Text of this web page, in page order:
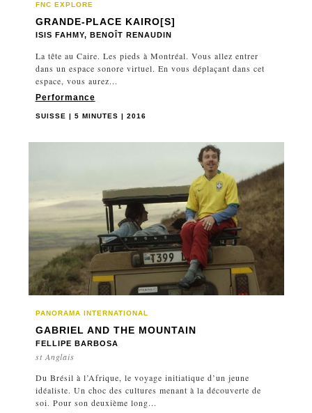
FNC EXPLORE
GRANDE-PLACE KAIRO[S]
ISIS FAHMY, BENOÎT RENAUDIN
La tête au Caire. Les pieds à Montréal. Vous allez entrer
dans un espace sonore virtuel. En vous déplaçant dans cet
espace, vous aurez...
Performance
SUISSE | 5 MINUTES | 2016
PANORAMA INTERNATIONAL
GABRIEL AND THE MOUNTAIN
FELLIPE BARBOSA
st Anglais
Du Brésil à l’Afrique, le voyage initiatique d’un jeune
idéaliste. Un choc des cultures menant à la découverte de
soi. Pour son deuxième long...